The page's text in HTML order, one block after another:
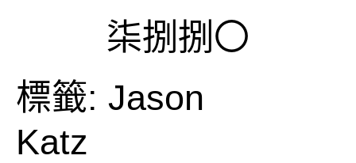
柒捌捌〇
標籤: Jason
Katz